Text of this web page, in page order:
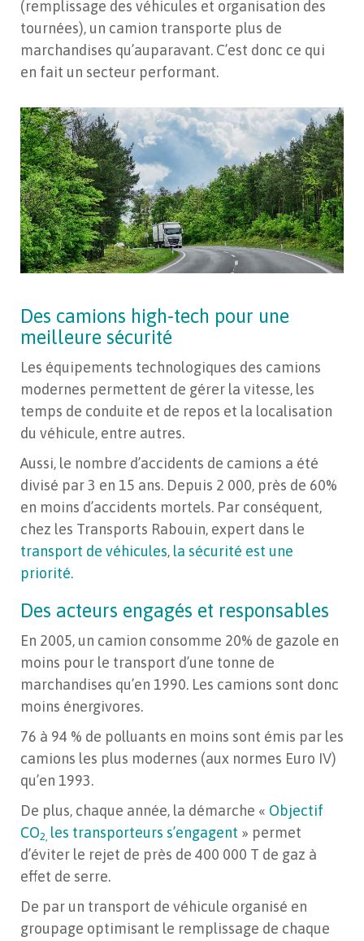
(remplissage des véhicules et organisation des
tournées), un camion transporte plus de
marchandises qu’auparavant. C’est donc ce qui
en fait un secteur performant.
Des camions high-tech pour une
meilleure sécurité
Les équipements technologiques des camions
modernes permettent de gérer la vitesse, les
temps de conduite et de repos et la localisation
du véhicule, entre autres.
Aussi, le nombre d’accidents de camions a été
divisé par 3 en 15 ans. Depuis 2 000, près de 60%
en moins d’accidents mortels. Par conséquent,
chez les Transports Rabouin, expert dans le
transport de véhicules, la sécurité est une
priorité.
Des acteurs engagés et responsables
En 2005, un camion consomme 20% de gazole en
moins pour le transport d’une tonne de
marchandises qu’en 1990. Les camions sont donc
moins énergivores.
76 à 94 % de polluants en moins sont émis par les
camions les plus modernes (aux normes Euro IV)
qu’en 1993.
De plus, chaque année, la démarche « Objectif
CO2, les transporteurs s’engagent » permet
d’éviter le rejet de près de 400 000 T de gaz à
effet de serre.
De par un transport de véhicule organisé en
groupage optimisant le remplissage de chaque